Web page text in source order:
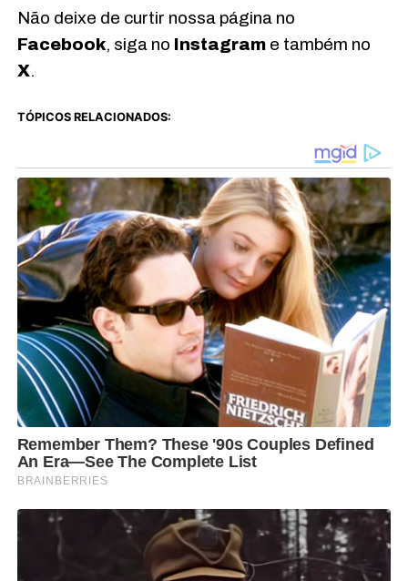
Não deixe de curtir nossa página no
Facebook, siga no Instagrame também no
X.
TÓPICOS RELACIONADOS: